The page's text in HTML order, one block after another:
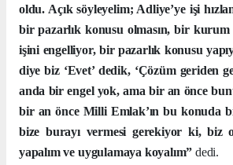
oldu. Açık söyleyelim; Adliye’ye işi
bir pazarlık konusu olmasın, bir
işini engelliyor, bir pazarlık konusu
diye biz ‘Evet’ dedik, ‘Çözüm geriden
anda bir engel yok, ama bir an önce
bir an önce Milli Emlak’ın bu konuda
bize burayı vermesi gerekiyor ki, biz
yapalım ve uygulamaya koyalım” dedi.